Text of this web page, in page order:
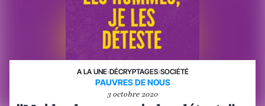
A LA UNE›DÉCRYPTAGES›SOCIÉTÉ
PAUVRES DE NOUS
3 octobre 2020